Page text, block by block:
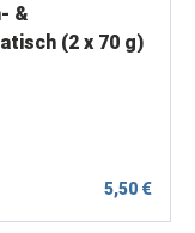
&
(2 x 70 g)
5,50 €